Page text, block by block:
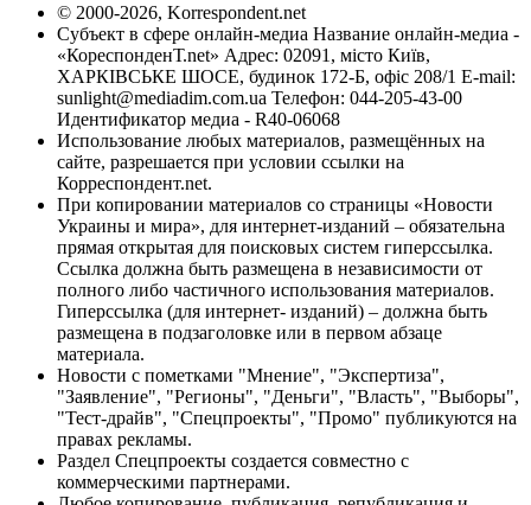
© 2000-2026, Korrespondent.net
Субъект в сфере онлайн-медиа Название онлайн-медиа -
«КореспонденТ.net» Адрес: 02091, місто Київ,
ХАРКІВСЬКЕ ШОСЕ, будинок 172-Б, офіс 208/1 E-mail:
sunlight@mediadim.com.ua Телефон: 044-205-43-00
Идентификатор медиа - R40-06068
Использование любых материалов, размещённых на
сайте, разрешается при условии ссылки на
Корреспондент.net.
При копировании материалов со страницы «Новости
Украины и мира», для интернет-изданий – обязательна
прямая открытая для поисковых систем гиперссылка.
Ссылка должна быть размещена в независимости от
полного либо частичного использования материалов.
Гиперссылка (для интернет- изданий) – должна быть
размещена в подзаголовке или в первом абзаце
материала.
Новости с пометками "Мнение", "Экспертиза",
"Заявление", "Регионы", "Деньги", "Власть", "Выборы",
"Тест-драйв", "Спецпроекты", "Промо" публикуются на
правах рекламы.
Раздел Спецпроекты создается совместно с
коммерческими партнерами.